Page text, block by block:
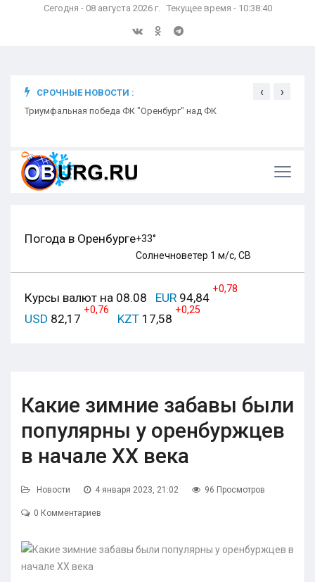
Сегодня - 08 августа 2026 г. Текущее время - 10:38:41
СРОЧНЫЕ НОВОСТИ :
Триумфальная победа ФК "Оренбург" над ФК
‹ ›
Погода в Оренбурге+33°
Солнечноветер 1 м/с, СВ
Курсы валют на 08.08 EUR 94,84
+0,78
USD 82,17
+0,76
KZT 17,58
+0,25
Какие зимние забавы были
популярны у оренбуржцев
в начале XX века
Новости 4 января 2023, 21:02 96 Просмотров
0 Комментариев